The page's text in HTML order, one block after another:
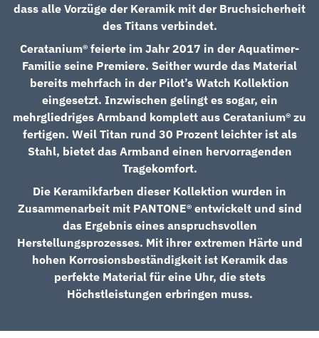
dass alle Vorzüge der Keramik mit der Bruchsicherheit
des Titans verbindet.
Ceratanium® feierte im Jahr 2017 in der Aquatimer-
Familie seine Premiere. Seither wurde das Material
bereits mehrfach in der Pilot’s Watch Kollektion
eingesetzt. Inzwischen gelingt es sogar, ein
mehrgliedriges Armband komplett aus Ceratanium® zu
fertigen. Weil Titan rund 30 Prozent leichter ist als
Stahl, bietet das Armband einen hervorragenden
Tragekomfort.
Die Keramikfarben dieser Kollektion wurden in
Zusammenarbeit mit PANTONE® entwickelt und sind
das Ergebnis eines anspruchsvollen
Herstellungsprozesses. Mit ihrer extremen Härte und
hohen Korrosionsbeständigkeit ist Keramik das
perfekte Material für eine Uhr, die stets
Höchstleistungen erbringen muss.